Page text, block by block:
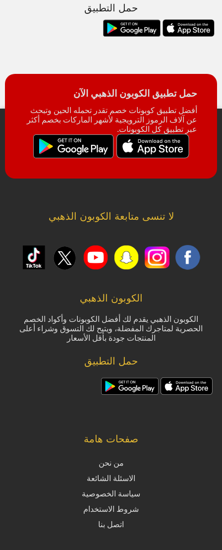
حمل التطبيق
حمل تطبيق الكوبون الذهبي الآن
أفضل تطبيق كوبونات خصم تقدر تحمله الحين وتبحث
عن آلاف الرموز الترويجية لأشهر الماركات بخصم أكثر
عبر تطبيق كل الكوبونات.
لا تنسى متابعة الكوبون الذهبي
الكوبون الذهبي
الكوبون الذهبي يقدم لك أفضل الكوبونات وأكواد الخصم
الحصرية لمتاجرك المفضلة، ويتيح لك التسوق وشراء أعلى
المنتجات جودة بأقل الأسعار
حمل التطبيق
صفحات هامة
من نحن
الاسئلة الشائعة
سياسة الخصوصية
شروط الاستخدام
اتصل بنا